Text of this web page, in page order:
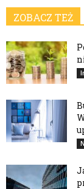
ZOBACZ TEŻ